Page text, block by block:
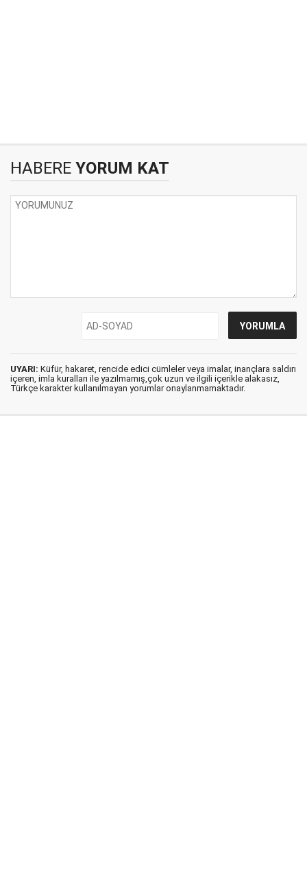
HABERE YORUM KAT
UYARI: Küfür, hakaret, rencide edici cümleler veya imalar, inançlara saldırı
içeren, imla kuralları ile yazılmamış,çok uzun ve ilgili içerikle alakasız,
Türkçe karakter kullanılmayan yorumlar onaylanmamaktadır.